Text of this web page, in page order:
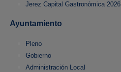
Jerez Capital Gastronómica 2026
Ayuntamiento
Pleno
Gobierno
Administración Local